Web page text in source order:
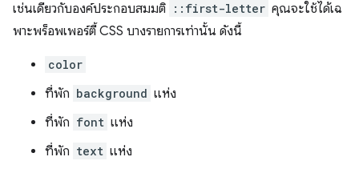
เช่นเดียวกับองค์ประกอบสมมติ ::first-letter คุณจะใช้ได้เฉ
พาะพร็อพเพอร์ตี้ CSS บางรายการเท่านั้น ดังนี้
color
ที่พัก background แห่ง
ที่พัก font แห่ง
ที่พัก text แห่ง